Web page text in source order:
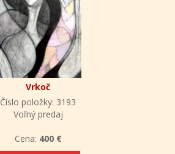
Vrkoč
Číslo položky: 3193
Voľný predaj
Cena: 400 €